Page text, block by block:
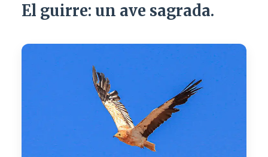
El guirre: un ave sagrada.